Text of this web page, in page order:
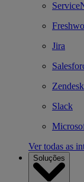
Jira
Zendesk
Slack
Ver todas as
Soluções